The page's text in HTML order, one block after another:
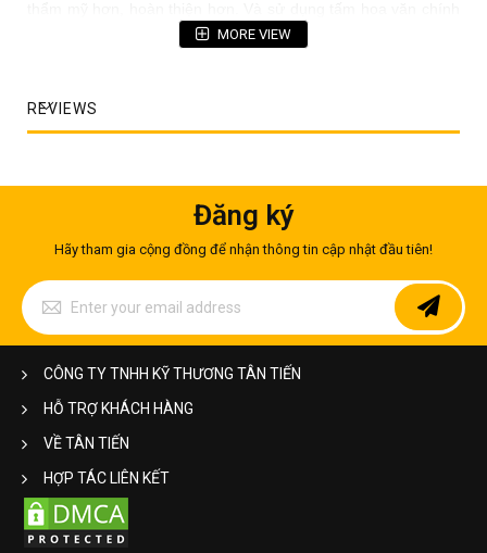
là một nghệ thuật giúp các chủ đầu tư có được không gian cực
kỳ độc đáo; ấn tượng, thu hút mạnh mẽ mọi ánh nhìn.
1.1. Inox hoa văn là gì?
Inox hoa vănlà một dòng sản phẩm trang trí sang trọng bậc
nhất hiện nay trong giới thẩm mỹ. Nó còn được gọi với cái tên
tiếng Anh là Embossing + Etching + Laser Printing. Đặc điểm
của nhóm này là sử dụng loại inox có sẵn hoa văn và gia công
chúng thành sản phẩm đẹp mắt như mong đợi. Trong thành
MORE VIEW
REVIEWS
Đăng ký
Hãy tham gia cộng đồng để nhận thông tin cập nhật đầu tiên!
Sign
Up
for
Our
Newsletter:
CÔNG TY TNHH KỸ THƯƠNG TÂN TIẾN
HỖ TRỢ KHÁCH HÀNG
VỀ TÂN TIẾN
HỢP TÁC LIÊN KẾT